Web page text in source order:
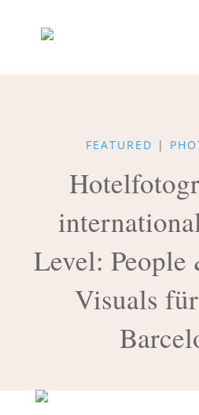
FEATURED |
Level:
Visuals